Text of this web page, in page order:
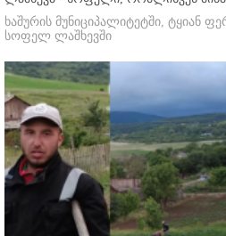
ხაშურის მუნიციპალიტეტში, ტყიან
სოფელ ლაშხევში